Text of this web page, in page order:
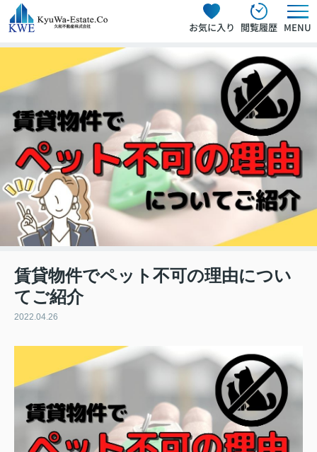
お気に入り 閲覧履歴 MENU
賃貸物件でペット不可の理由につい
てご紹介
2022.04.26